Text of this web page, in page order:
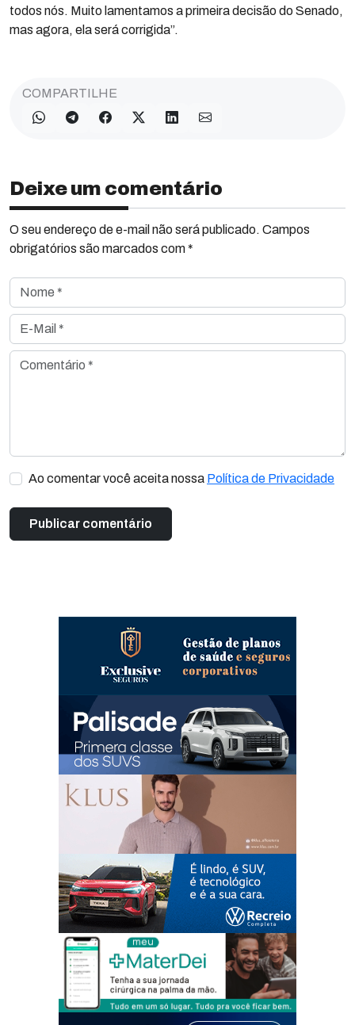
todos nós. Muito lamentamos a primeira decisão do Senado,
mas agora, ela será corrigida”.
COMPARTILHE
Deixe um comentário
O seu endereço de e-mail não será publicado. Campos
obrigatórios são marcados com *
Nome *
E-Mail *
Comentário *
Ao comentar você aceita nossa Política de Privacidade